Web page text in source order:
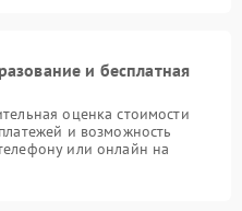
и бесплатная
оценка стоимости
и возможность
или онлайн на